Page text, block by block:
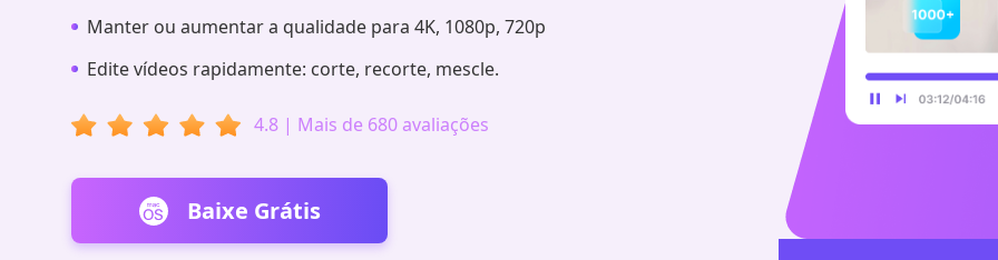
Manter ou aumentar a qualidade para 4K, 1080p, 720p
Edite vídeos rapidamente: corte, recorte, mescle.
4.8 | Mais de 680 avaliações
Baixe Grátis